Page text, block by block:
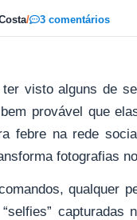
/ 3 comentários
visto alguns de
provável que
febre na rede
fotografias
qualquer